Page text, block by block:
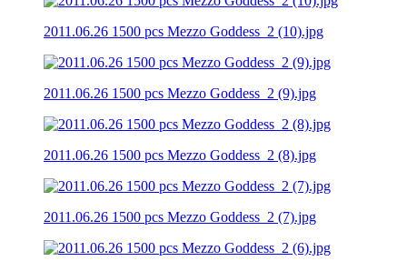
2011.06.26 1500 pcs Mezzo Goddess_2 (10).jpg
2011.06.26 1500 pcs Mezzo Goddess_2 (9).jpg
2011.06.26 1500 pcs Mezzo Goddess_2 (8).jpg
2011.06.26 1500 pcs Mezzo Goddess_2 (7).jpg